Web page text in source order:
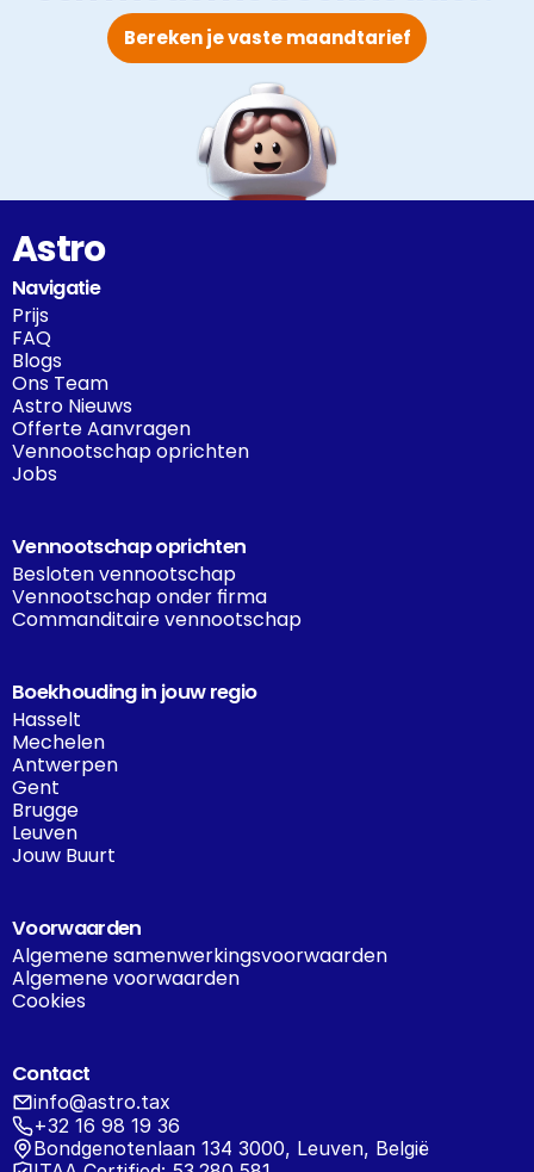
Bereken je vaste maandtarief
Astro
Navigatie
Prijs
FAQ
Blogs
Ons Team
Astro Nieuws
Offerte Aanvragen
Vennootschap oprichten
Jobs
Vennootschap oprichten
Besloten vennootschap
Vennootschap onder firma
Commanditaire vennootschap
Boekhouding in jouw regio
Hasselt
Mechelen
Antwerpen
Gent
Brugge
Leuven
Jouw Buurt
Voorwaarden
Algemene samenwerkingsvoorwaarden
Algemene voorwaarden
Cookies
Contact
info@astro.tax
+32 16 98 19 36
Bondgenotenlaan 134 3000, Leuven, België